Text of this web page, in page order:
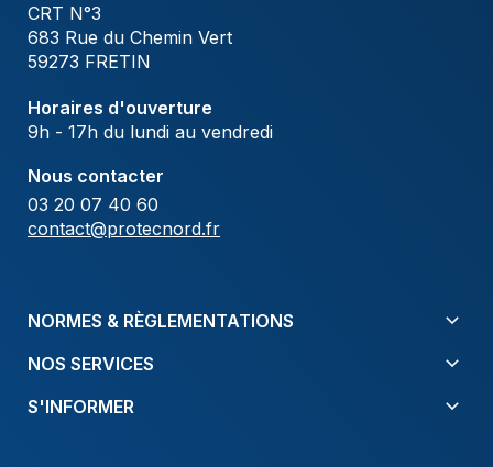
CRT N°3
683 Rue du Chemin Vert
59273 FRETIN
Horaires d'ouverture
9h - 17h du lundi au vendredi
Nous contacter
03 20 07 40 60
contact@protecnord.fr
NORMES & RÈGLEMENTATIONS
NOS SERVICES
S'INFORMER